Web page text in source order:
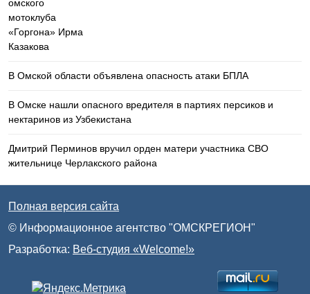
В Омской области объявлена опасность атаки БПЛА
В Омске нашли опасного вредителя в партиях персиков и
нектаринов из Узбекистана
Дмитрий Перминов вручил орден матери участника СВО
жительнице Черлакского района
Полная версия сайта
© Информационное агентство "ОМСКРЕГИОН"
Разработка: Веб-студия «Welcome!»